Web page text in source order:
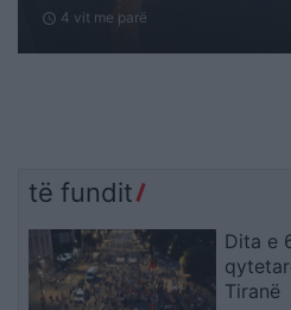
schedule 4 vit me parë
të fundit
Dita e
Tiranë